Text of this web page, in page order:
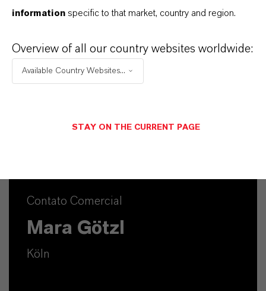
Contato Comercial
Mara Götzl
Köln
information specific to that market, country and region.
Overview of all our country websites worldwide:
Available Country Websites...
STAY ON THE CURRENT PAGE